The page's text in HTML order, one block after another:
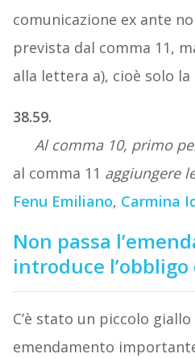
comunicazione ex ante
prevista dal comma 11,
alla lettera a), cioè solo
38.59.
Al comma 10, primo
al comma 11 aggiungere
Fenu Emiliano, Carmina
Non passa
introduce
C’è stato un piccolo
emendamento